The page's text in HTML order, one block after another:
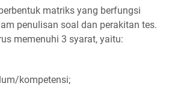
matriks yang berfungsi
penulisan soal dan perakitan tes.
memenuhi 3 syarat, yaitu:
kompetensi;